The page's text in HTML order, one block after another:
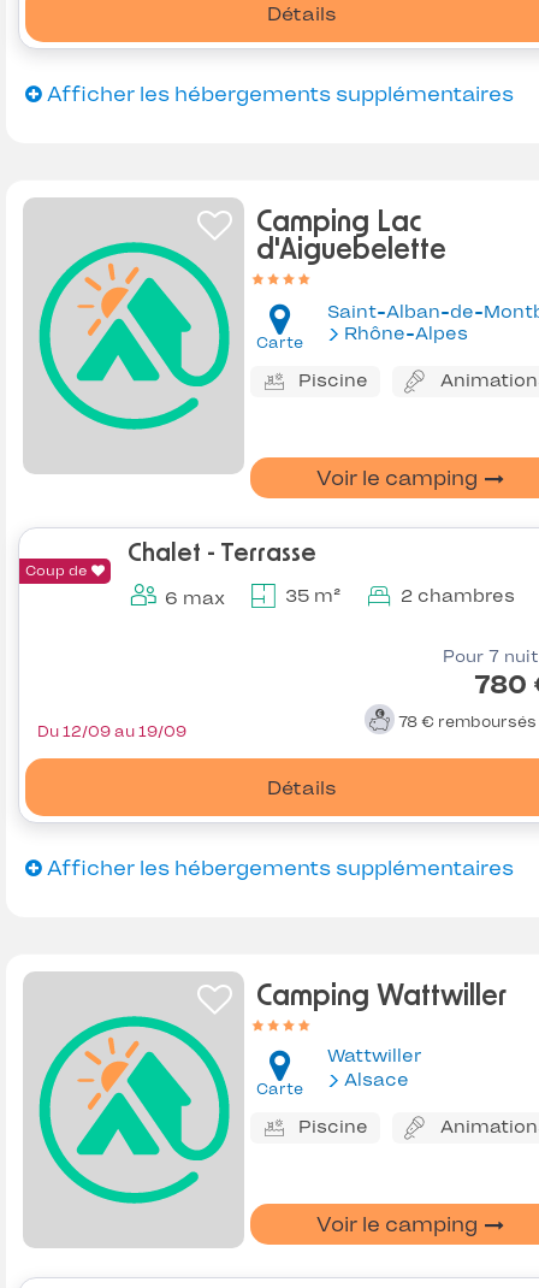
Détails
Afficher les hébergements supplémentaires
Camping Lac
d'Aiguebelette
Carte
Saint-Alban-de-
Rhône-Alpes
Piscine
Voir le camping
Coup de
Chalet - Terrasse
6 max 35 m² 2 chambres
Pour 7
780
78 € remboursés
Détails
Du 12/09 au 19/09
Afficher les hébergements supplémentaires
Camping Wattwiller
Carte
Wattwiller
Alsace
Piscine
Voir le camping